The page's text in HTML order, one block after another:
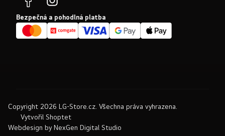
Bezpečná a pohodlná platba
Webdesign by NexGen Digital Studio
Vytvořil Shoptet
Copyright 2026 LG-Store.cz . Všechna práva vyhrazena.